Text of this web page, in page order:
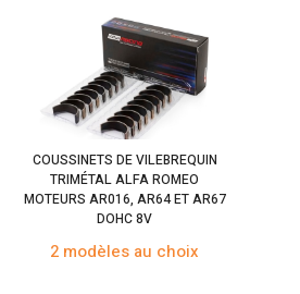
COUSSINETS DE VILEBREQUIN
TRIMÉTAL ALFA ROMEO
MOTEURS AR016, AR64 ET AR67
DOHC 8V
2 modèles au choix